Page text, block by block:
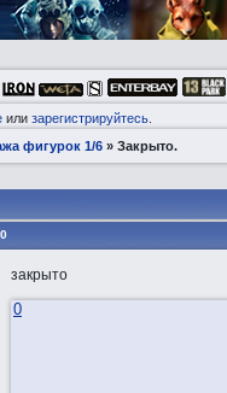
или зарегистрируйтесь.
фигурок 1/6 »Закрытo.
закрыто
0